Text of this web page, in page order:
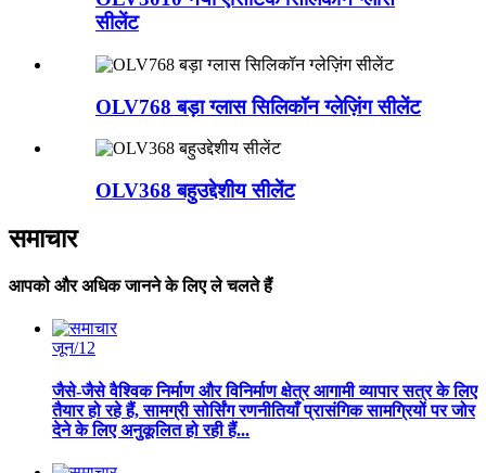
सीलेंट
OLV768 बड़ा ग्लास सिलिकॉन ग्लेज़िंग सीलेंट
OLV368 बहुउद्देशीय सीलेंट
समाचार
आपको और अधिक जानने के लिए ले चलते हैं
जून/12
जैसे-जैसे वैश्विक निर्माण और विनिर्माण क्षेत्र आगामी व्यापार सत्र के लिए
तैयार हो रहे हैं, सामग्री सोर्सिंग रणनीतियाँ प्रासंगिक सामग्रियों पर जोर
देने के लिए अनुकूलित हो रही हैं...